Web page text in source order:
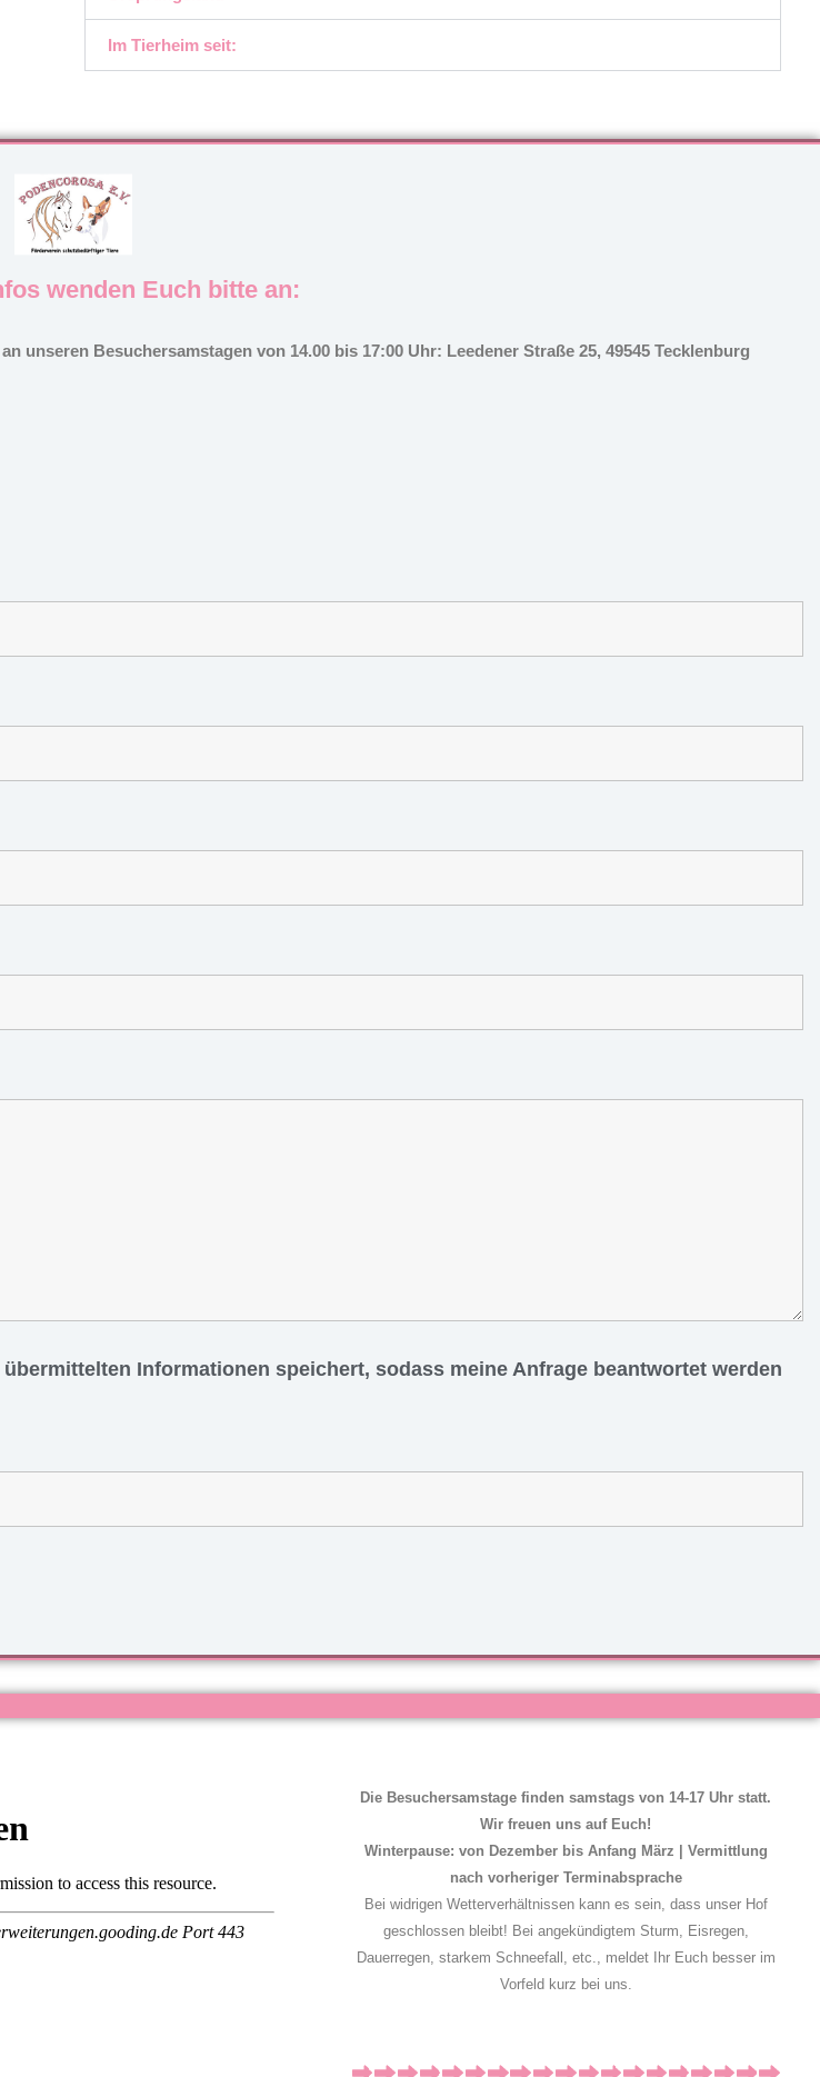
Im Tierheim seit:
wenden Euch bitte an:
unseren Besuchersamstagen von 14.00 bis 17:00 Uhr: Leedener Straße 25, 49545 Tecklenburg
Informationen speichert, sodass meine Anfrage beantwortet werden
Die Besuchersamstage finden samstags von 14-17 Uhr statt.
Wir freuen uns auf Euch!
Winterpause: von Dezember bis Anfang März | Vermittlung
nach vorheriger Terminabsprache
Bei widrigen Wetterverhältnissen kann es sein, dass unser Hof
geschlossen bleibt! Bei angekündigtem Sturm, Eisregen,
Dauerregen, starkem Schneefall, etc., meldet Ihr Euch besser im
Vorfeld kurz bei uns.